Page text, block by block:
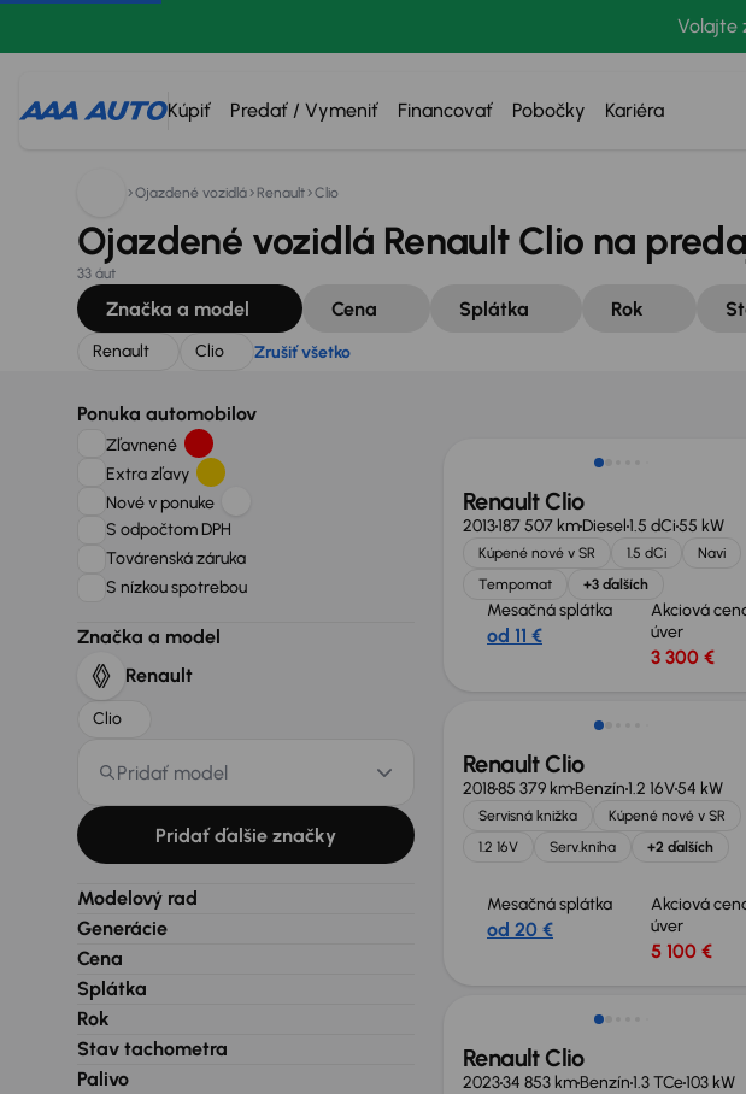
Volajte
Kúpiť Predať / Vymeniť Financovať Pobočky Kariéra
Hľadáte: Zrušiť všetko
Ojazdené vozidlá Renault Clio
Ojazdené vozidlá Renault Clio na
33 áut
Značka a model Cena Splátka Rok
Renault Clio Zrušiť všetko
Ponuka automobilov
Zľavnené
Extra zľavy
Nové v ponuke
S odpočtom DPH
Továrenská záruka
S nízkou spotrebou
Značka a model
Renault
Clio
Pridať model
Pridať ďalšie značky
Modelový rad
Generácie
Cena
Splátka
Rok
Stav tachometra
Palivo
Renault Clio
2013187 507 kmDiesel1.5 dCi55 kW
Kúpené nové v SR 1.5 dCi
Navi
Tempomat
+3 ďalších
Mesačná splátka
od 11 €
Akciová
úver
3 300 €
Renault Clio
201885 379 kmBenzín1.2 16V54 kW
Servisná knižka
Kúpené nové v SR
1.2 16V
Serv.kniha +2 ďalších
Mesačná splátka
od 20 €
Akciová
úver
5 100 €
Renault Clio
202334 853 kmBenzín1.3 TCe103 kW